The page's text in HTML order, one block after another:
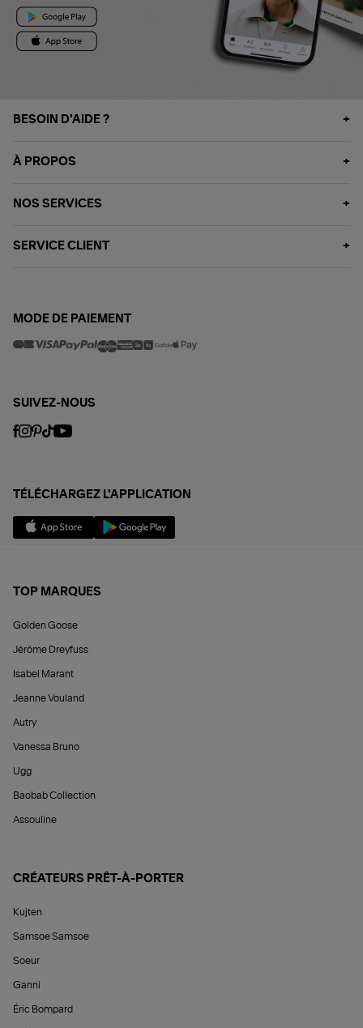
BESOIN D'AIDE ?
À PROPOS
NOS SERVICES
SERVICE CLIENT
MODE DE PAIEMENT
SUIVEZ-NOUS
TÉLÉCHARGEZ L'APPLICATION
TOP MARQUES
Golden Goose
Jérôme Dreyfuss
Isabel Marant
Jeanne Vouland
Autry
Vanessa Bruno
Ugg
Baobab Collection
Assouline
CRÉATEURS PRÊT-À-PORTER
Kujten
Samsoe Samsoe
Soeur
Ganni
Éric Bompard